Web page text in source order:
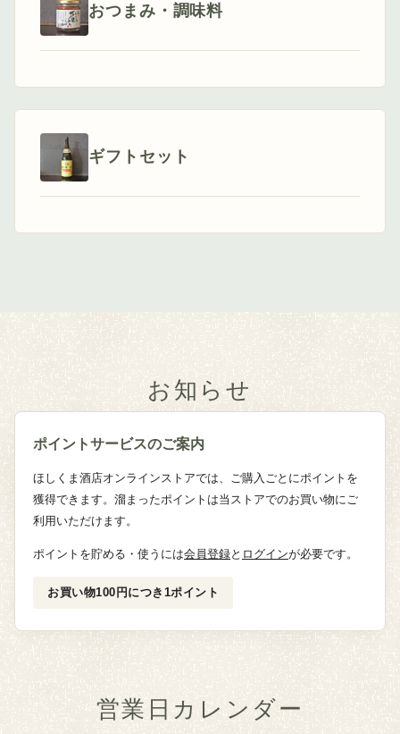
おつまみ・調味料
ギフトセット
お知らせ
ポイントサービスのご案内
ほしくま酒店オンラインストアでは、ご購入ごとにポイントを
獲得できます。溜まったポイントは当ストアでのお買い物にご
利用いただけます。
ポイントを貯める・使うには会員登録と ログインが必要です。
お買い物100円につき1ポイント
営業日カレンダー